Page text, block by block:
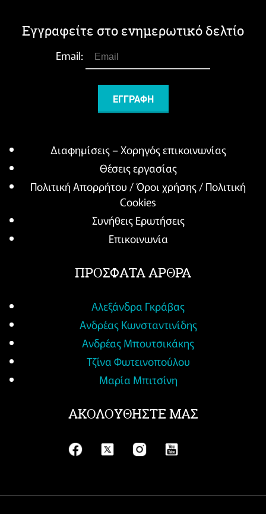
Εγγραφείτε στο ενημερωτικό δελτίο
Email:
Διαφημίσεις – Χορηγός επικοινωνίας
Θέσεις εργασίας
Πολιτική Απορρήτου / Όροι χρήσης / Πολιτική
Cookies
Συνήθεις Ερωτήσεις
Επικοινωνία
ΠΡΟΣΦΑΤΑ ΑΡΘΡΑ
Αλεξάνδρα Γκράβας
Ανδρέας Κωνσταντινίδης
Ανδρέας Μπουτσικάκης
Τζίνα Φωτεινοπούλου
Μαρία Μπιτσίνη
ΑΚΟΛΟΥΘΗΣΤΕ ΜΑΣ